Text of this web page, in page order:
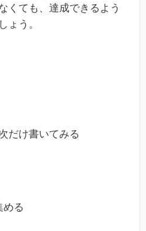
くても、達成できるよう
ょう。
だけ書いてみる
める